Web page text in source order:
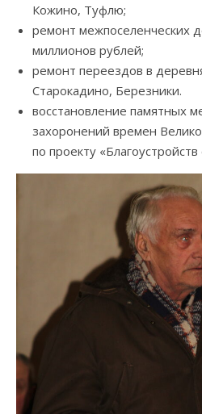
Кожино, Туфлю;
ремонт межпоселенческих
миллионов рублей;
ремонт переездов в
Старокадино, Березники.
восстановление памятных
захоронений времен
по проекту